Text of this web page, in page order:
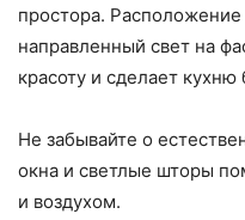
простора.
направленный свет на
красоту и сделает
Не забывайте о
окна и светлые шторы
и воздухом.